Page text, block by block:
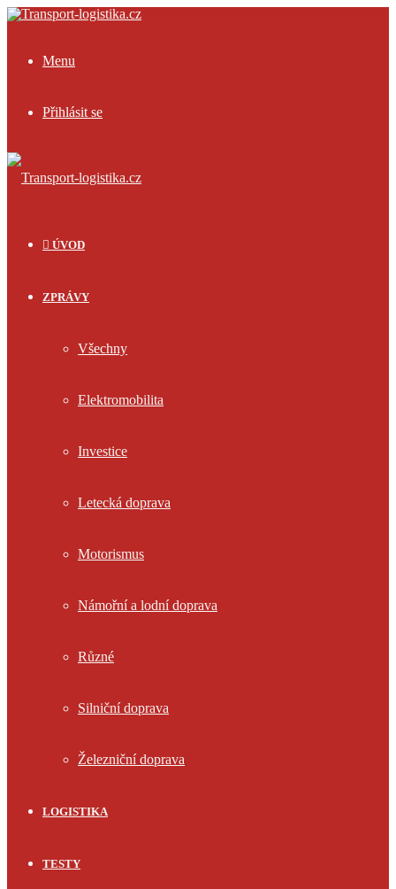
Menu
Přihlásit se
ÚVOD
ZPRÁVY
Všechny
Elektromobilita
Investice
Letecká doprava
Motorismus
Námořní a lodní doprava
Různé
Silniční doprava
Železniční doprava
LOGISTIKA
TESTY